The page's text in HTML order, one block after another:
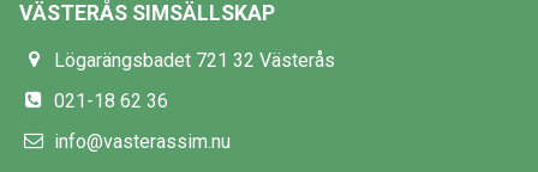
VÄSTERÅS SIMSÄLLSKAP
Lögarängsbadet 721 32 Västerås
021-18 62 36
info@vasterassim.nu